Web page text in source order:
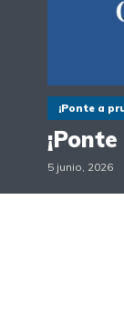
¡Ponte a
5 junio, 2026